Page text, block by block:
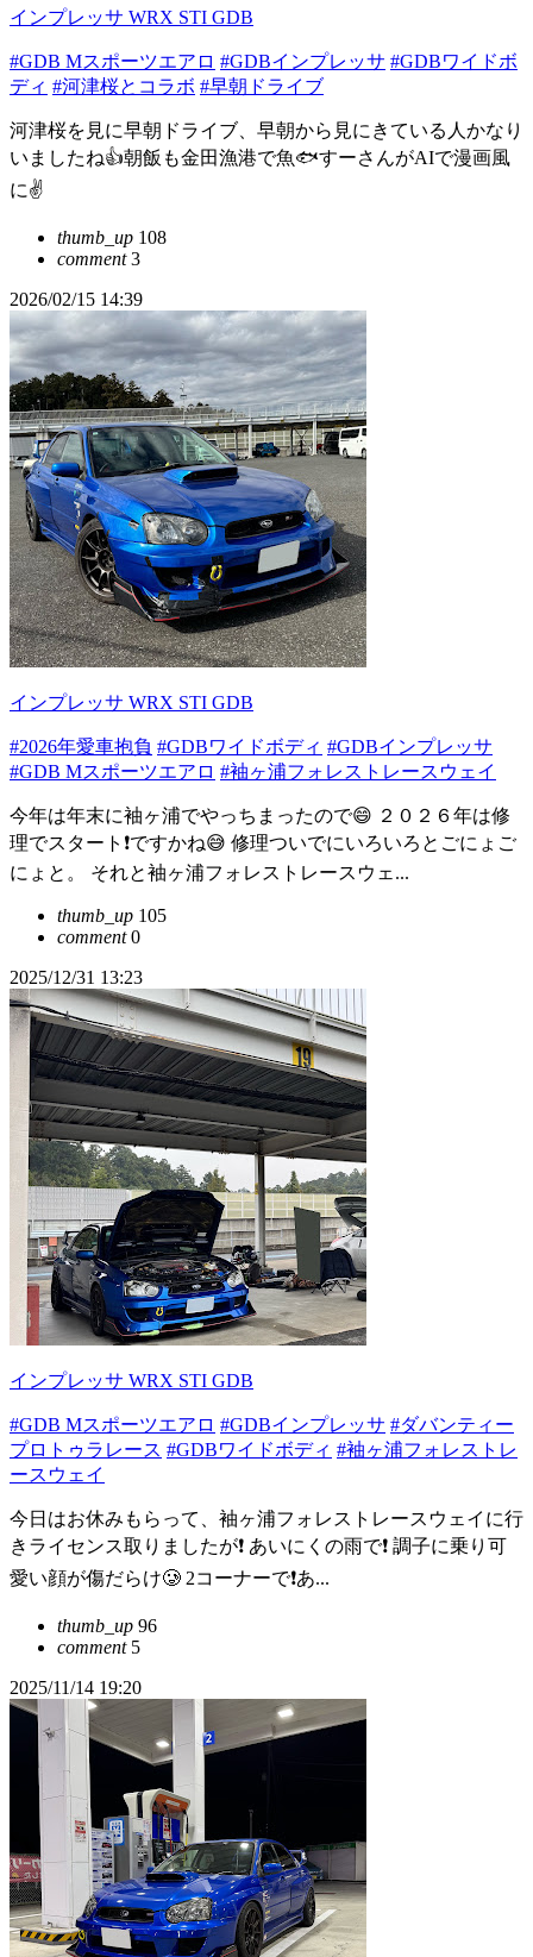
インプレッサ WRX STI GDB
#GDB Mスポーツエアロ #GDBインプレッサ #GDBワイドボ
ディ #河津桜とコラボ #早朝ドライブ
河津桜を見に早朝ドライブ、早朝から見にきている人かなり
いましたね👍朝飯も金田漁港で魚🐟すーさんがAIで漫画風
に✌️
thumb_up 108
comment3
2026/02/15 14:39
インプレッサ WRX STI GDB
#2026年愛車抱負 #GDBワイドボディ #GDBインプレッサ
#GDB Mスポーツエアロ #袖ヶ浦フォレストレースウェイ
今年は年末に袖ヶ浦でやっちまったので😄 ２０２６年は修
理でスタート❗️ですかね😅 修理ついでにいろいろとごにょご
にょと。 それと袖ヶ浦フォレストレースウェ...
thumb_up 105
comment0
2025/12/31 13:23
インプレッサ WRX STI GDB
#GDB Mスポーツエアロ #GDBインプレッサ #ダバンティー
プロトゥラレース #GDBワイドボディ #袖ヶ浦フォレストレ
ースウェイ
今日はお休みもらって、袖ヶ浦フォレストレースウェイに行
きライセンス取りましたが❗️ あいにくの雨で❗️ 調子に乗り可
愛い顔が傷だらけ🥲 2コーナーで❗️あ...
thumb_up 96
comment5
2025/11/14 19:20